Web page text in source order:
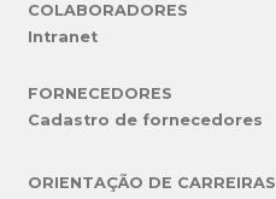
COLABORADORES
Intranet
FORNECEDORES
Cadastro de fornecedores
ORIENTAÇÃO DE CARREIRAS